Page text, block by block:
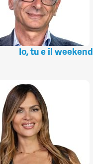
Io, tu e il weekend